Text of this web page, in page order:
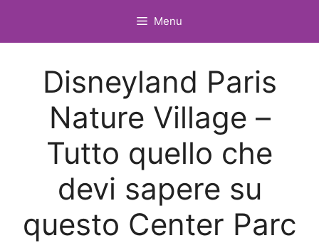
contenuto
Menu
Disneyland Paris
Nature Village –
Tutto quello che
devi sapere su
questo Center Parc